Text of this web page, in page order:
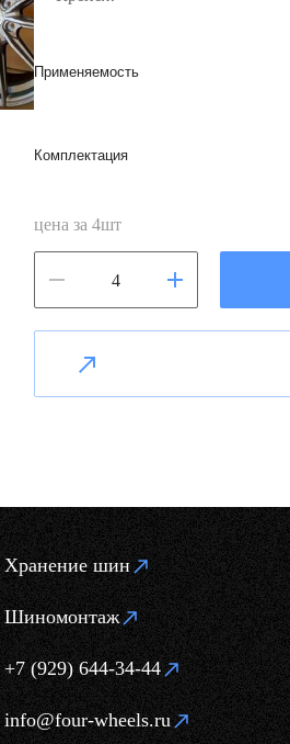
Применяемость
Комплектация
цена за 4шт
Хранение шин
Шиномонтаж
+7 (929) 644-34-44
info@four-wheels.ru